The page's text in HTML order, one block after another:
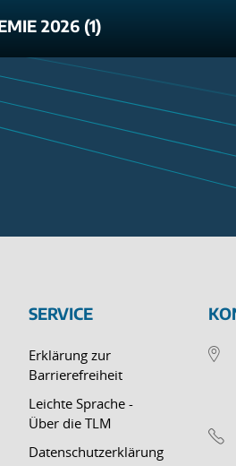
2026 (1)
SERVICE
Erklärung zur
Barrierefreiheit
Leichte Sprache -
Über die TLM
Datenschutzerklärung